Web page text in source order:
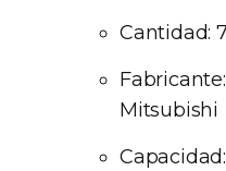
Cantidad:
Mitsubishi